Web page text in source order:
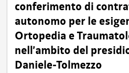
conferimento di
autonomo per le
Ortopedia e
nell’ambito del
Daniele-Tolmezzo